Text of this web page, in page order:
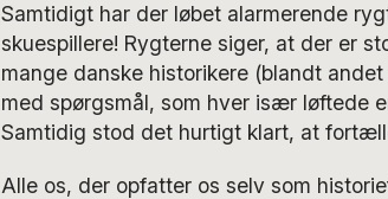
Samtidigt har der løbet alarmerende
skuespillere! Rygterne siger, at der er
mange danske historikere (blandt
med spørgsmål, som hver især løftede
Samtidig stod det hurtigt klart, at
Alle os, der opfatter os selv som